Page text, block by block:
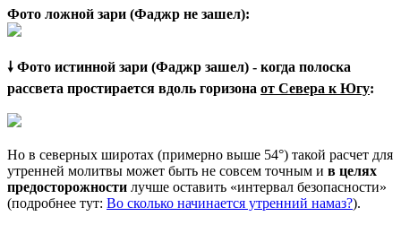
Фото ложной зари (Фаджр не зашел):
🠗 Фото истинной зари (Фаджр зашел) - когда полоска
рассвета простирается вдоль горизона от Севера к Югу:
Но в северных широтах (примерно выше 54°) такой расчет для
утренней молитвы может быть не совсем точным и в целях
предосторожности лучше оставить «интервал безопасности»
(подробнее тут: Во сколько начинается утренний намаз?).